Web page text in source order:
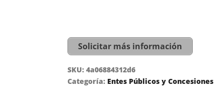
Solicitar más información
SKU: 4a06884312d6
Categoría: Entes Públicos y Concesiones